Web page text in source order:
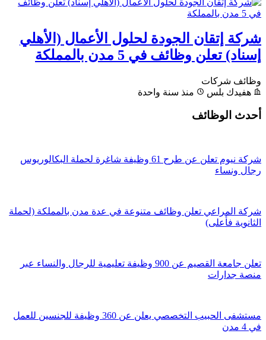
شركة إتقان الجودة لحلول الأعمال (الأهلي
إسناد) تعلن وظائف في 5 مدن بالمملكة
وظائف شركات
هفيدك بلس
منذ سنة واحدة
أحدث الوظائف
شركة نيوم تعلن عن طرح 61 وظيفة شاغرة لحملة البكالوريوس
رجال ونساء
شركة المراعي تعلن وظائف متنوعة في عدة مدن بالمملكة (لحملة
الثانوية فأعلى)
تعلن جامعة القصيم عن 900 وظيفة تعليمية للرجال والنساء عبر
منصة جدارات
مستشفى الحبيب التخصصي يعلن عن 360 وظيفة للجنسين للعمل
في 4 مدن